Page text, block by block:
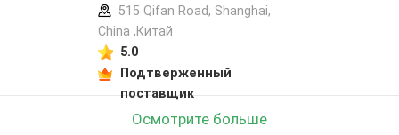
515 Qifan Road, Shanghai,
China ,Китай
5.0
Подтверженный
поставщик
Осмотрите больше